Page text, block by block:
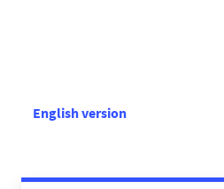
English version